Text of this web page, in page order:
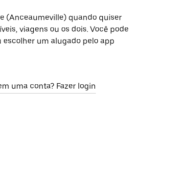
(Anceaumeville) quando quiser
viagens ou os dois. Você pode
escolher um alugado pelo app
uma conta? Fazer login